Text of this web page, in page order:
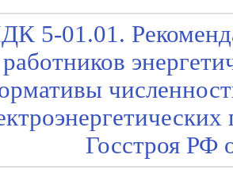
5-01.01.
работников
Госстроя РФ